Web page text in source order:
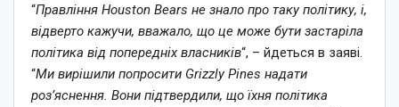
“Правління Houston Bears не знало про таку політику, і,
відверто кажучи, вважало, що це може бути застаріла
політика від попередніх власників“, – йдеться в заяві.
“Ми вирішили попросити Grizzly Pines надати
роз’яснення. Вони підтвердили, що їхня політика